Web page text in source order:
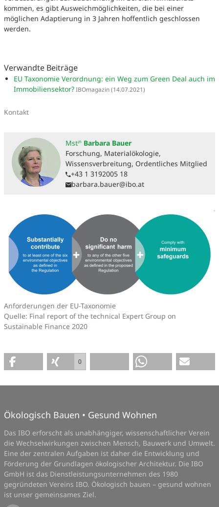
kommen, es gibt Ausweichmöglichkeiten, die bei einer
möglichen Adaptierung in 3 Jahren hoffentlich geschlossen
werden.
Verwandte Beiträge
EU Taxonomie Verordnung: ein Weg zum Green Deal auch im
Immobiliensektor?IBOmagazin(14.07.2021)
Kontakt
Mstⁱⁿ Barbara Bauer
Forschung, Materialökologie,
Wissensverbreitung, Ordentliches Mitglied
+43 1 3192005 18
barbara.bauer@ibo.at
Anforderungen der EU-Taxonomie
Quelle: Final report of the technical Expert Group on
Sustainable Finance 2020
0
Ökologisch Bauen • Gesund Wohnen
Das IBO erforscht als unabhängiger, wissenschaftlicher Verein
die Wechselwirkungen zwischen Mensch, Bauwerk und Umwelt.
Eine der zentralen Aufgaben ist daher die Entwicklung und
Förderung der Grundlagen ökologischer Architektur. Die IBO
GmbH ist das Dienstleistungsunternehmen des 1980
gegründeten Vereins IBO. Ökologisch bauen – gesund wohnen
ist unser gemeinsames Ziel.